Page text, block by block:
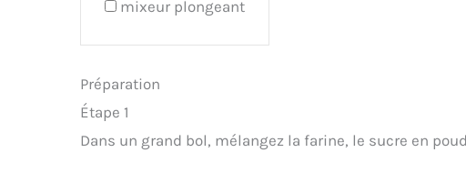
mixeur plongeant
Préparation
Étape 1
Dans un grand bol, mélangez la farine, le sucre en